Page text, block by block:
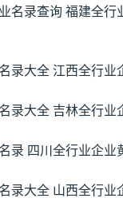
名录查询 福建全行
录大全 江西全行业
录大全 吉林全行业
录 四川全行业企业
录大全 山西全行业